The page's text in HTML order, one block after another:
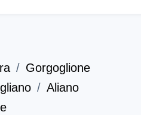
Gorgoglione
Aliano